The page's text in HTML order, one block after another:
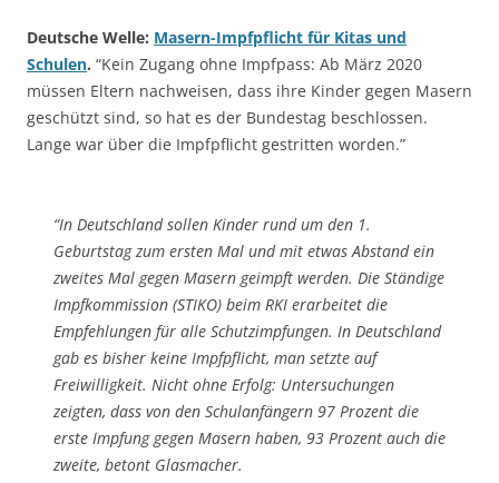
Deutsche Welle: Masern-Impfpflicht für Kitas und
Schulen. “Kein Zugang ohne Impfpass: Ab März 2020
müssen Eltern nachweisen, dass ihre Kinder gegen Masern
geschützt sind, so hat es der Bundestag beschlossen.
Lange war über die Impfpflicht gestritten worden.”
“In Deutschland sollen Kinder rund um den 1.
Geburtstag zum ersten Mal und mit etwas Abstand ein
zweites Mal gegen Masern geimpft werden. Die Ständige
Impfkommission (STIKO) beim RKI erarbeitet die
Empfehlungen für alle Schutzimpfungen. In Deutschland
gab es bisher keine Impfpflicht, man setzte auf
Freiwilligkeit. Nicht ohne Erfolg: Untersuchungen
zeigten, dass von den Schulanfängern 97 Prozent die
erste Impfung gegen Masern haben, 93 Prozent auch die
zweite, betont Glasmacher.